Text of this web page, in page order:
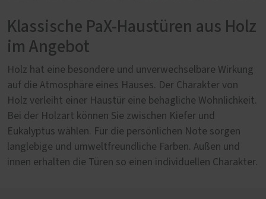
Klassische PaX-Haustüren aus Holz
im Angebot
Holz hat eine besondere und unverwechselbare Wirkung
auf die Atmosphäre eines Hauses. Der Charakter von
Holz verleiht einer Haustür eine behagliche Wohnlichkeit.
Bei der Holzart können Sie zwischen Kiefer und
Eukalyptus wählen. Für die persönlichen Note sorgen
langlebige und umweltfreundliche Farben. Außen und
innen erhalten die Türen so einen individuellen Charakter.